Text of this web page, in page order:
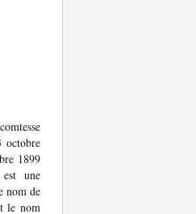
octobre
1899
une
nom de
le nom